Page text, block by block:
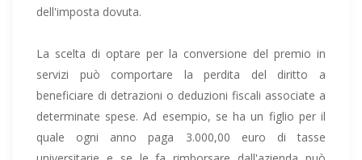
dell'imposta dovuta.
La scelta di optare per la conversione del premio in
servizi può comportare la perdita del diritto a
beneficiare di detrazioni o deduzioni fiscali associate a
determinate spese. Ad esempio, se ha un figlio per il
quale ogni anno paga 3.000,00 euro di tasse